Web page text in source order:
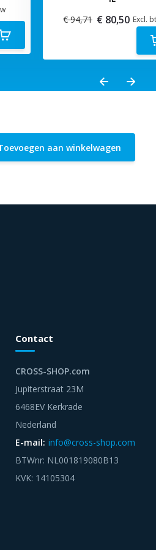
€ 94,71 € 80,50 Excl.
aan winkelwagen
Contact
CROSS-SHOP.com
Jupiterstraat 23M
6468EV Kerkrade
Nederland
E-mail: info@cross-shop.com
BTWnr: NL001819080B13
KVK: 14105304